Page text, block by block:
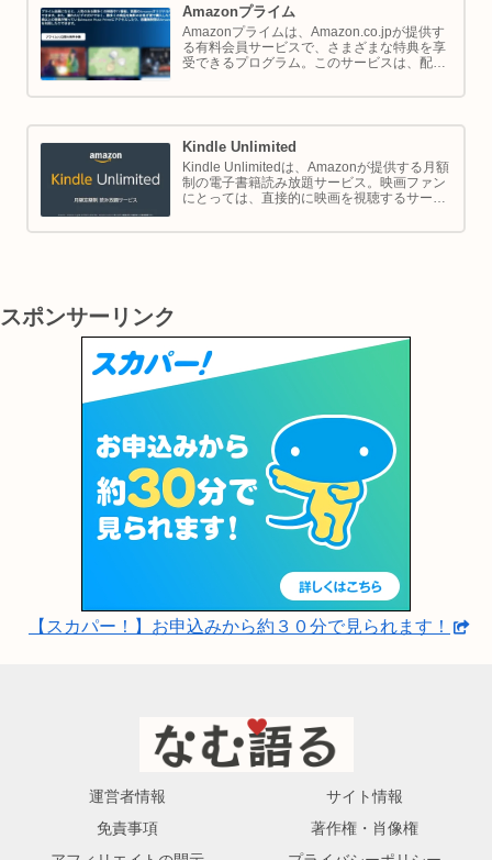
Amazonプライム
Amazonプライムは、Amazon.co.jpが提供す
る有料会員サービスで、さまざまな特典を享
受できるプログラム。このサービスは、配送
実、さらには限定割引までをカバーし、日常
Kindle Unlimited
Kindle Unlimitedは、Amazonが提供する月額
制の電子書籍読み放題サービス。映画ファン
にとっては、直接的に映画を視聴するサービ
理解し、楽しむための間接的なツールとして
スポンサーリンク
【スカパー！】お申込みから約３０分で見られます！
運営者情報
サイト情報
免責事項
著作権・肖像権